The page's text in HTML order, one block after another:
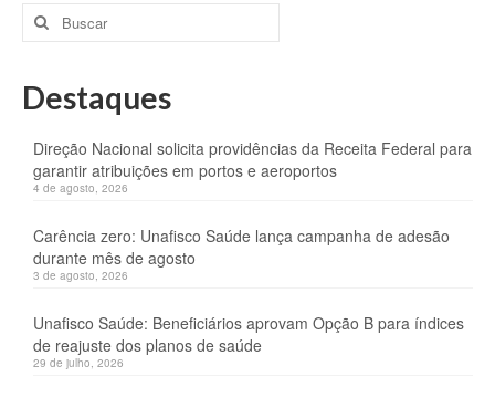
Buscar
por:
Destaques
Direção Nacional solicita providências da Receita Federal para
garantir atribuições em portos e aeroportos
4 de agosto, 2026
Carência zero: Unafisco Saúde lança campanha de adesão
durante mês de agosto
3 de agosto, 2026
Unafisco Saúde: Beneficiários aprovam Opção B para índices
de reajuste dos planos de saúde
29 de julho, 2026